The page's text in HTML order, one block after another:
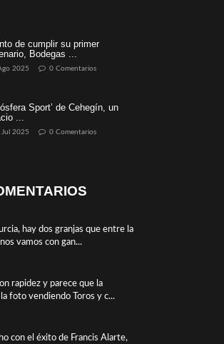
de cumplir su primer
Bodegas ...
2025 0 Comentarios
Sport’ de Cehegín, un
...
2025 0 Comentarios
hay dos granjas que entre la
vamos con gan...
rapidez y parece que la
foto vendiendo Toros y c...
con el éxito de Francis Alarte,